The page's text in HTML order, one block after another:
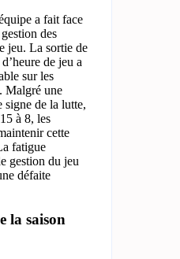
a fait face
des
jeu. La sortie de
de jeu a
sur les
Malgré une
signe de la lutte,
à 8, les
cette
fatigue
gestion du jeu
défaite
la saison